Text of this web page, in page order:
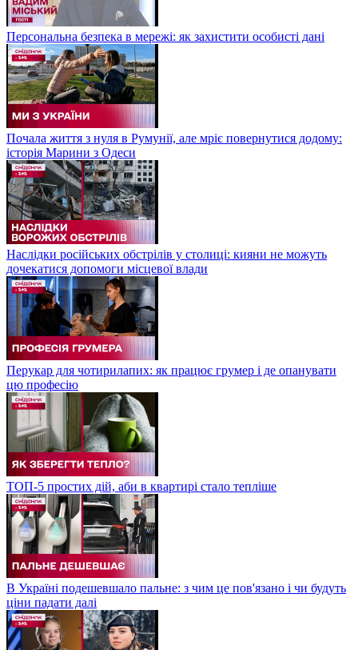
Персональна безпека в мережі: як захистити особисті дані
Почала життя з нуля в Румунії, але мріє повернутися додому:
історія Марини з Одеси
Наслідки російських обстрілів у столиці: кияни не можуть
дочекатися допомоги місцевої влади
Перукар для чотирилапих: як працює грумер і де опанувати
цю професію
ТОП-5 простих дій, аби в квартирі стало тепліше
В Україні подешевшало пальне: з чим це пов'язано і чи будуть
ціни падати далі